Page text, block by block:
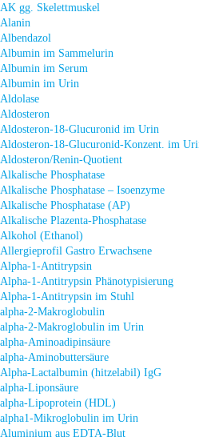
AK gg. Skelettmuskel
Alanin
Albendazol
Albumin im Sammelurin
Albumin im Serum
Albumin im Urin
Aldolase
Aldosteron
Aldosteron-18-Glucuronid im Urin
Aldosteron-18-Glucuronid-Konzent. im
Aldosteron/Renin-Quotient
Alkalische Phosphatase
Alkalische Phosphatase – Isoenzyme
Alkalische Phosphatase (AP)
Alkalische Plazenta-Phosphatase
Alkohol (Ethanol)
Allergieprofil Gastro Erwachsene
Alpha-1-Antitrypsin
Alpha-1-Antitrypsin Phänotypisierung
Alpha-1-Antitrypsin im Stuhl
alpha-2-Makroglobulin
alpha-2-Makroglobulin im Urin
alpha-Aminoadipinsäure
alpha-Aminobuttersäure
Alpha-Lactalbumin (hitzelabil) IgG
alpha-Liponsäure
alpha-Lipoprotein (HDL)
alpha1-Mikroglobulin im Urin
Aluminium aus EDTA-Blut